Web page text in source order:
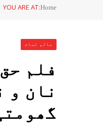
YOU ARE AT:Home
عالم تمام
فلم
نان و